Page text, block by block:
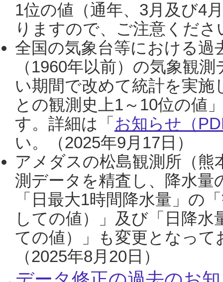
1位の値（通年、3月及び4
りますので、ご注意くだ
全国の気象台等における過
（1960年以前）の気象観
い期間で改めて統計を実
との観測史上1～10位の値
す。詳細は「 お知らせ（
い。（2025年9月17日）
アメダスの松島観測所（熊
測データを精査し、降水
「日最大1時間降水量」の
しての値）」及び「日降
ての値）」も変更となっ
（2025年8月20日）